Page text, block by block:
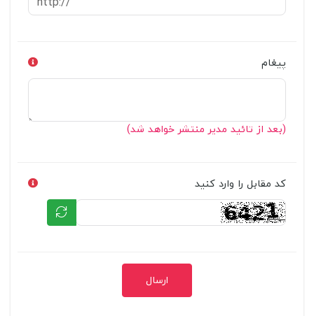
پیغام
(بعد از تائید مدیر منتشر خواهد شد)
کد مقابل را وارد کنید
ارسال